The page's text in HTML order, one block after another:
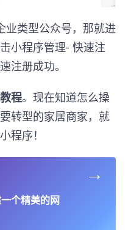
业类型公众号，那就进
小程序管理- 快速注
注册成功。
程。现在知道怎么操
转型的家居商家，就
程序！
个精美的网
→